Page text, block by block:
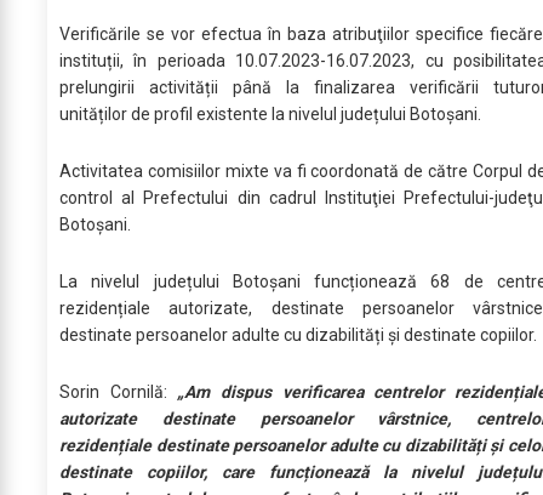
Verificările se vor efectua în baza atribuţiilor specifice
instituții, în perioada 10.07.2023-16.07.2023, cu
prelungirii activității până la finalizarea verificării
unităților de profil existente la nivelul județului Botoșani.
Activitatea comisiilor mixte va fi coordonată de către Corpul
control al Prefectului din cadrul Instituţiei Prefectului-
Botoşani.
La nivelul județului Botoșani funcționează 68 de
rezidențiale autorizate, destinate persoanelor
destinate persoanelor adulte cu dizabilități și destinate copiilor.
Sorin Cornilă: „Am dispus verificarea centrelor
autorizate destinate persoanelor vârstnice,
rezidențiale destinate persoanelor adulte cu dizabilități și
destinate copiilor, care funcționează la nivelul